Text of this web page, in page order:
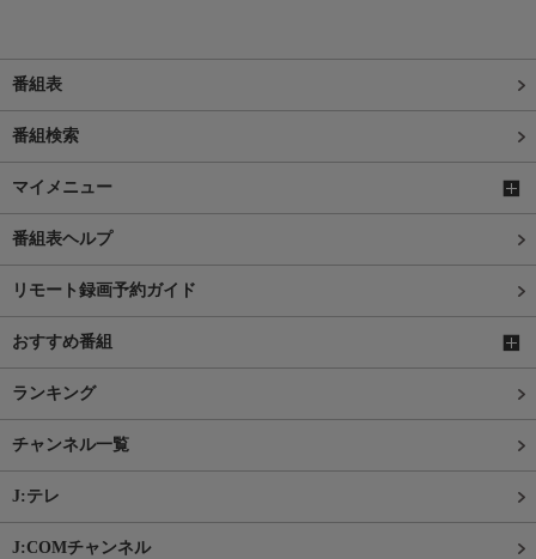
番組表
番組検索
マイメニュー
番組表ヘルプ
リモート録画予約ガイド
おすすめ番組
ランキング
チャンネル一覧
J:テレ
J:COMチャンネル